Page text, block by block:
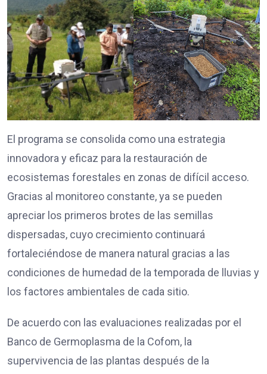
El programa se consolida como una estrategia
innovadora y eficaz para la restauración de
ecosistemas forestales en zonas de difícil acceso.
Gracias al monitoreo constante, ya se pueden
apreciar los primeros brotes de las semillas
dispersadas, cuyo crecimiento continuará
fortaleciéndose de manera natural gracias a las
condiciones de humedad de la temporada de lluvias y
los factores ambientales de cada sitio.
De acuerdo con las evaluaciones realizadas por el
Banco de Germoplasma de la Cofom, la
supervivencia de las plantas después de la